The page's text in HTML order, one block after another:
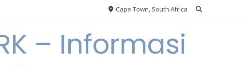
Cape Town, South Africa
– Informasi